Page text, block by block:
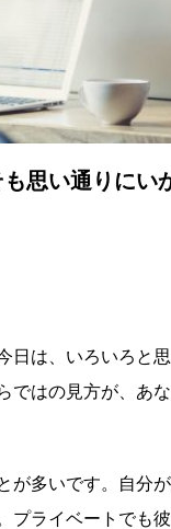
思い通りにい
は、いろいろと
はの見方が、あ
多いです。自分
プライベートでも